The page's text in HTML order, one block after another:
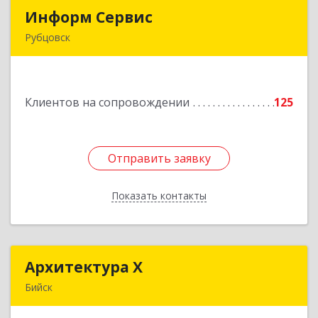
Информ Сервис
Рубцовск
Клиентов на сопровождении 125
Отправить заявку
Показать контакты
Подробнее
Отправить заявку
Назад
Архитектура Х
Бийск